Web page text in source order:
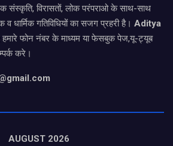
संस्कृति, विरासतों, लोक परंपराओ के साथ-साथ
धार्मिक गतिविधियों का सजग प्रहरी है। Aditya
फोन नंबर के माध्यम या फेसबुक पेज,यू-ट्यूब
करे।
AUGUST 2026